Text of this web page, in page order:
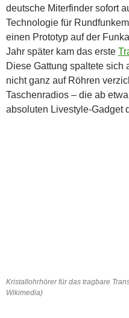
deutsche Miterfinder sofort
Technologie für
einen Prototyp auf der
Jahr später kam das erste
Diese Gattung spaltete sich
nicht ganz auf Röhren
Taschenradios – die ab
absoluten Livestyle-Gadget
Kristallohrhörer für das tragbare
Wikimedia)